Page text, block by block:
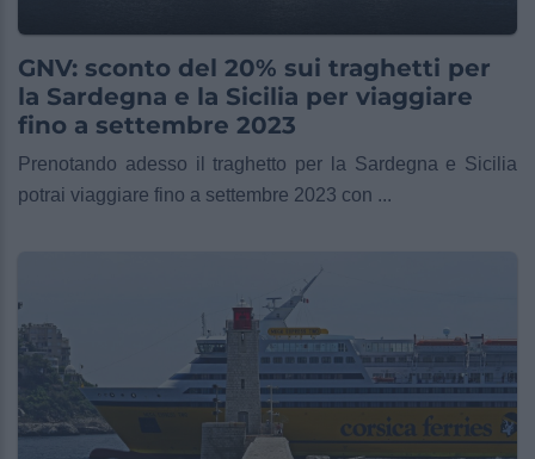
GNV: sconto del 20% sui traghetti per
la Sardegna e la Sicilia per viaggiare
fino a settembre 2023
Prenotando adesso il traghetto per la Sardegna e Sicilia
potrai viaggiare fino a settembre 2023 con ...